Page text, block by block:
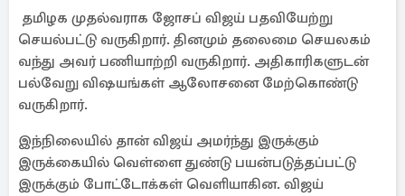
தமிழக முதல்வராக ஜோசப் விஜய் பதவியேற்று
செயல்பட்டு வருகிறார். தினமும் தலைமை செயலகம்
வந்து அவர் பணியாற்றி வருகிறார். அதிகாரிகளுடன்
பல்வேறு விஷயங்கள் ஆலோசனை மேற்கொண்டு
வருகிறார்.
இந்நிலையில் தான் விஜய் அமர்ந்து இருக்கும்
இருக்கையில் வெள்ளை துண்டு பயன்படுத்தப்பட்டு
இருக்கும் போட்டோக்கள் வெளியாகின. விஜய்